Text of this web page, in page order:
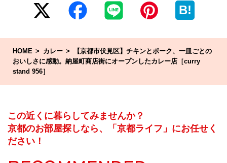
B!
HOME カレー
【京都市伏見区】チキンとポーク、一皿ごとの
おいしさに感動。納屋町商店街にオープンしたカレー店［curry
stand 956］
この近くに暮らしてみませんか？
京都のお部屋探しなら、「京都ライフ」にお任せく
ださい！